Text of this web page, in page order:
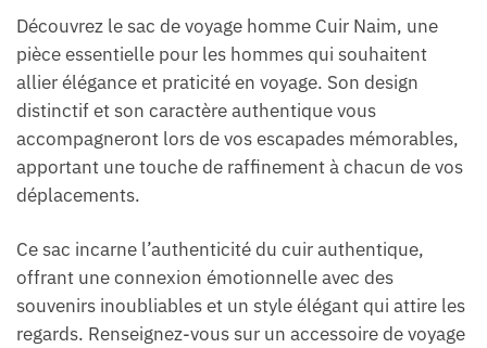
Découvrez le sac de voyage homme Cuir Naim, une
pièce essentielle pour les hommes qui souhaitent
allier élégance et praticité en voyage. Son design
distinctif et son caractère authentique vous
accompagneront lors de vos escapades mémorables,
apportant une touche de raffinement à chacun de vos
déplacements.
Ce sac incarne l’authenticité du cuir authentique,
offrant une connexion émotionnelle avec des
souvenirs inoubliables et un style élégant qui attire les
regards. Renseignez-vous sur un accessoire de voyage